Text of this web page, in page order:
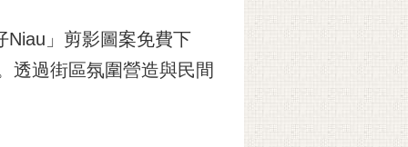
Niau」剪影圖案免費下
透過街區氛圍營造與民間